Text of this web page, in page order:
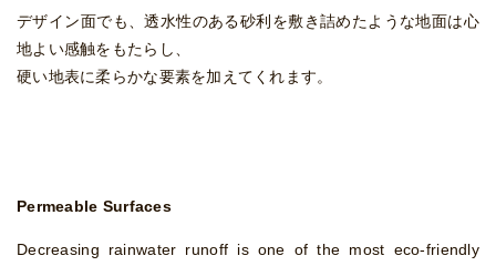
デザイン面でも、透水性のある砂利を敷き詰めたような地面は心
地よい感触をもたらし、
硬い地表に柔らかな要素を加えてくれます。
Permeable Surfaces
Decreasing rainwater runoff is one of the most eco-friendly